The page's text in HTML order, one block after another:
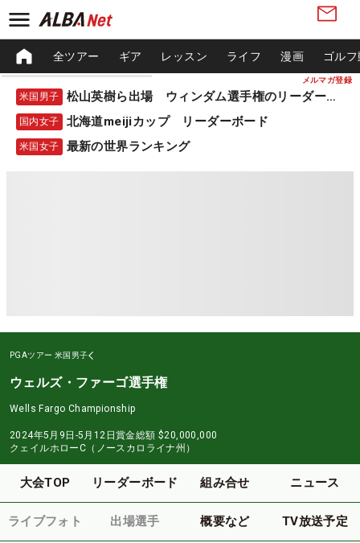
メルマガ登録
全ツアー ギア レッスン ライフ 漫画 ゴル
米国男子 松山英樹ら出場 ウィンダム選手権のリーダーボード
国内女子 北海道meijiカップ リーダーボード
米国女子 最新の世界ランキング
PGAツアー 米国男子
ウェルズ・ファーゴ選手権
Wells Fargo Championship
2024年5月9日-5月12日賞金総額 $20,000,000
クェイルホローC（ノースカロライナ州）
大会TOP リーダーボード 組み合せ ニュース
ライブフォト 出場選手 概要など TV放送予定